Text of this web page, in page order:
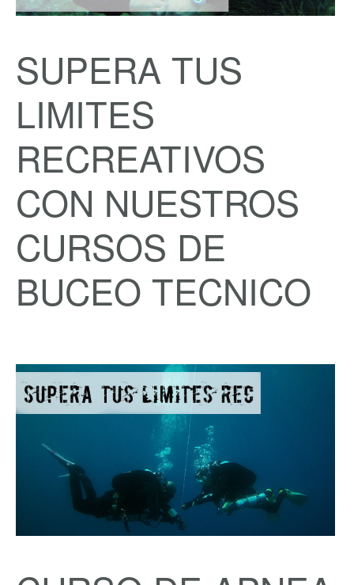
SUPERA TUS
LIMITES
RECREATIVOS
CON NUESTROS
CURSOS DE
BUCEO TECNICO